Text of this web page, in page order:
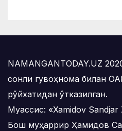
NAMANGANTODAY.UZ
сонли гувоҳнома билан
рўйхатидан ўтказилган.
Муассис: «Xamidov Sandjar
Бош муҳаррир Ҳамидов